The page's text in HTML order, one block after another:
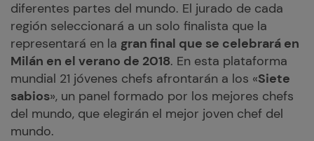
diferentes partes del mundo. El jurado de cada
región seleccionará a un solo finalista que la
representará en la gran final que se celebrará en
Milán en el verano de 2018. En esta plataforma
mundial 21 jóvenes chefs afrontarán a los «Siete
sabios», un panel formado por los mejores chefs
del mundo, que elegirán el mejor joven chef del
mundo.